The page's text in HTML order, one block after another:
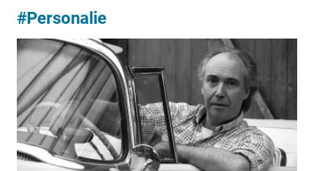
#Personalie